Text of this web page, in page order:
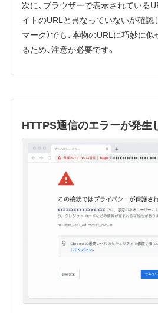
次に、ブラウザーで表示されている
イトのURLと異なっていないか確認
マーク）でも、本物のURLに巧妙に
るため、注意が必要です。
HTTPS通信のエラーが発生